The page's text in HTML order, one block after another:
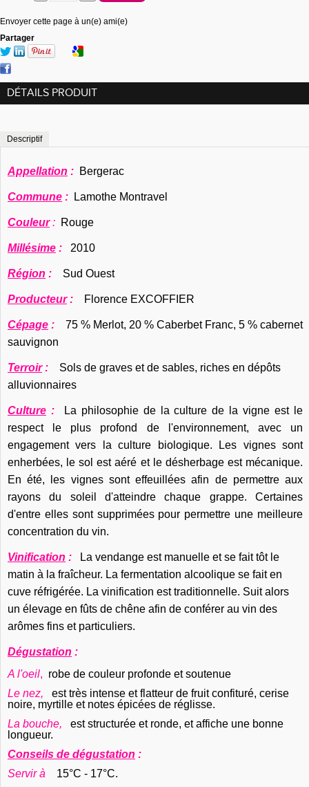
Envoyer cette page à un(e) ami(e)
Partager
DÉTAILS PRODUIT
Descriptif
Appellation : Bergerac
Commune : Lamothe Montravel
Couleur : Rouge
Millésime : 2010
Région : Sud Ouest
Producteur: Florence EXCOFFIER
Cépage :
75 % Merlot, 20 % Caberbet Franc, 5 % cabernet
sauvignon
Terroir:
Sols de graves et de sables, riches en dépôts
alluvionnaires
Culture :La philosophie de la culture de la vigne est le
respect le plus profond de l'environnement, avec un
engagement vers la culture biologique. Les vignes sont
enherbées, le sol est aéré et le désherbage est mécanique.
En été, les vignes sont effeuillées afin de permettre aux
rayons du soleil d'atteindre chaque grappe. Certaines
d'entre elles sont supprimées pour permettre une meilleure
concentration du vin.
Vinification :
La vendange est manuelle et se fait tôt le
matin à la fraîcheur. La fermentation alcoolique se fait en
cuve réfrigérée. La vinification est traditionnelle. Suit alors
un élevage en fûts de chêne afin de conférer au vin des
arômes fins et particuliers.
Dégustation :
A l'oeil, robe de couleur profonde et soutenue
Le nez,
est très intense et flatteur de fruit confituré, cerise
noire, myrtille et notes épicées de réglisse.
La bouche,
est structurée et ronde, et affiche une bonne
longueur.
Conseils de dégustation :
Servir à
15°C - 17°C.